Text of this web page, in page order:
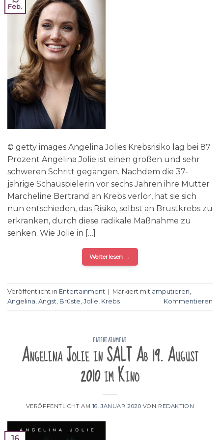
Feb.
© getty images Angelina Jolies Krebsrisiko lag bei 87
Prozent Angelina Jolie ist einen großen und sehr
schweren Schritt gegangen. Nachdem die 37-
jährige Schauspielerin vor sechs Jahren ihre Mutter
Marcheline Bertrand an Krebs verlor, hat sie sich
nun entschieden, das Risiko, selbst an Brustkrebs zu
erkranken, durch diese radikale Maßnahme zu
senken. Wie Jolie in […]
Weiterlesen →
Veröffentlicht in Entertainment Markiert mit amputieren
Angelina Angst Brüste Jolie Krebs Kommentieren
ENTERTAINMENT
Angelina Jolie in SALT Ab 19. August
2010 im Kino
VERÖFFENTLICHT AM 16. JANUAR 2020 VON REDAKTION